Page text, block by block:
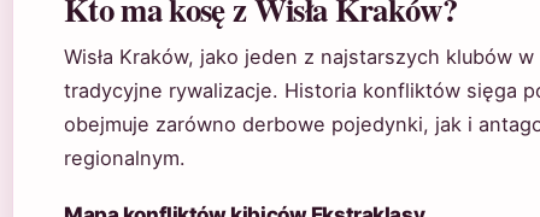
Wisła Kraków, jako jeden z najstarszych klubów
tradycyjne rywalizacje. Historia konfliktów sięga
obejmuje zarówno derbowe pojedynki, jak i
regionalnym.